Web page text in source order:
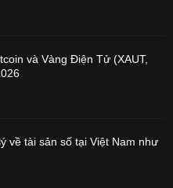
và Vàng Điện Tử (XAUT,
về tài sản số tại Việt Nam như